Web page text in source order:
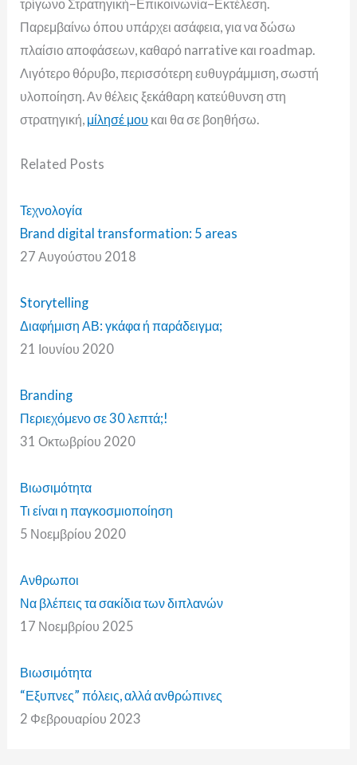
τρίγωνο Στρατηγική–Επικοινωνία–Εκτέλεση.
Παρεμβαίνω όπου υπάρχει ασάφεια, για να δώσω
πλαίσιο αποφάσεων, καθαρό narrative και roadmap.
Λιγότερο θόρυβο, περισσότερη ευθυγράμμιση, σωστή
υλοποίηση. Αν θέλεις ξεκάθαρη κατεύθυνση στη
στρατηγική, μίλησέ μου και θα σε βοηθήσω.
Related Posts
Τεχνολογία
Brand digital transformation: 5 areas
27 Αυγούστου 2018
Storytelling
Διαφήμιση ΑΒ: γκάφα ή παράδειγμα;
21 Ιουνίου 2020
Branding
Περιεχόμενο σε 30 λεπτά;!
31 Οκτωβρίου 2020
Βιωσιμότητα
Τι είναι η παγκοσμιοποίηση
5 Νοεμβρίου 2020
Ανθρωποι
Να βλέπεις τα σακίδια των διπλανών
17 Νοεμβρίου 2025
Βιωσιμότητα
“Εξυπνες” πόλεις, αλλά ανθρώπινες
2 Φεβρουαρίου 2023